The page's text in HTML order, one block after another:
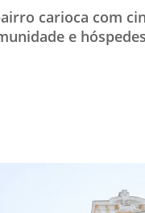
E APROVADO
carioca com
e hóspedes